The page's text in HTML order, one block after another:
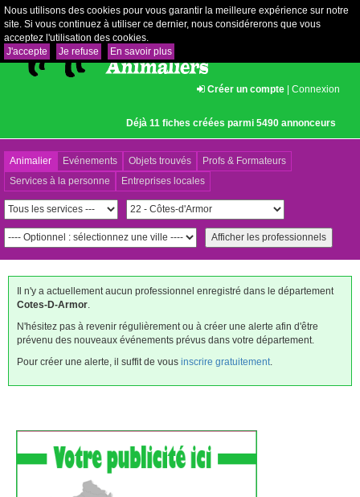
Nous utilisons des cookies pour vous garantir la meilleure expérience sur notre
site. Si vous continuez à utiliser ce dernier, nous considérerons que vous
acceptez l'utilisation des cookies.
J'accepte
Je refuse En savoir plus
Créer un compte | Connexion
Déjà 11 fiches créées parmi 5490 annonceurs
Animalier Evénements Objets trouvés
Profs & Formateurs
Services à la personne
Entreprises locales
Il n'y a actuellement aucun professionnel enregistré dans le département
Cotes-D-Armor
N'hésitez pas à revenir régulièrement ou à créer une alerte afin d'être
prévenu des nouveaux événements prévus dans votre département.
Pour créer une alerte, il suffit de vous inscrire gratuitement